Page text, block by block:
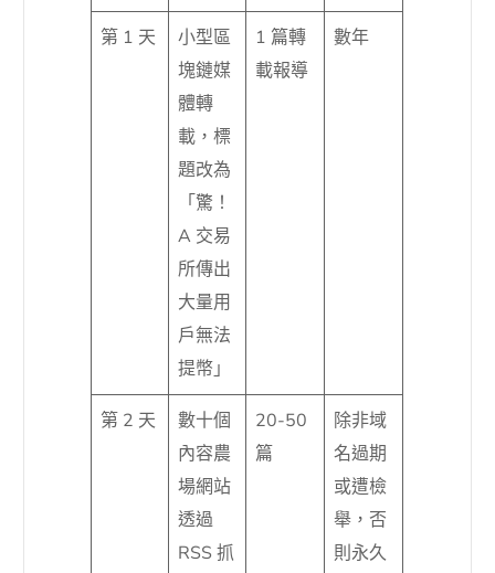
第 1 天
小型區
塊鏈媒
體轉
載，標
題改為
「驚！
A 交易
所傳出
大量用
戶無法
提幣」
1 篇轉
載報導
數年
第 2 天
數十個
內容農
場網站
透過
RSS 抓
20-50
篇
除非域
名過期
或遭檢
舉，否
則永久